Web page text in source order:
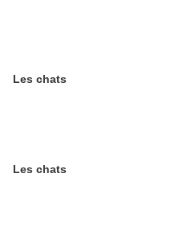
Les chats
Les chats